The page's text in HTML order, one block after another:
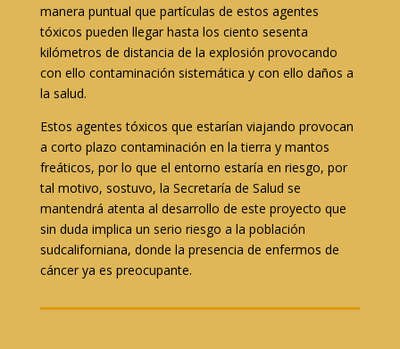
manera puntual que partículas de estos agentes
tóxicos pueden llegar hasta los ciento sesenta
kilómetros de distancia de la explosión provocando
con ello contaminación sistemática y con ello daños a
la salud.
Estos agentes tóxicos que estarían viajando provocan
a corto plazo contaminación en la tierra y mantos
freáticos, por lo que el entorno estaría en riesgo, por
tal motivo, sostuvo, la Secretaría de Salud se
mantendrá atenta al desarrollo de este proyecto que
sin duda implica un serio riesgo a la población
sudcaliforniana, donde la presencia de enfermos de
cáncer ya es preocupante.